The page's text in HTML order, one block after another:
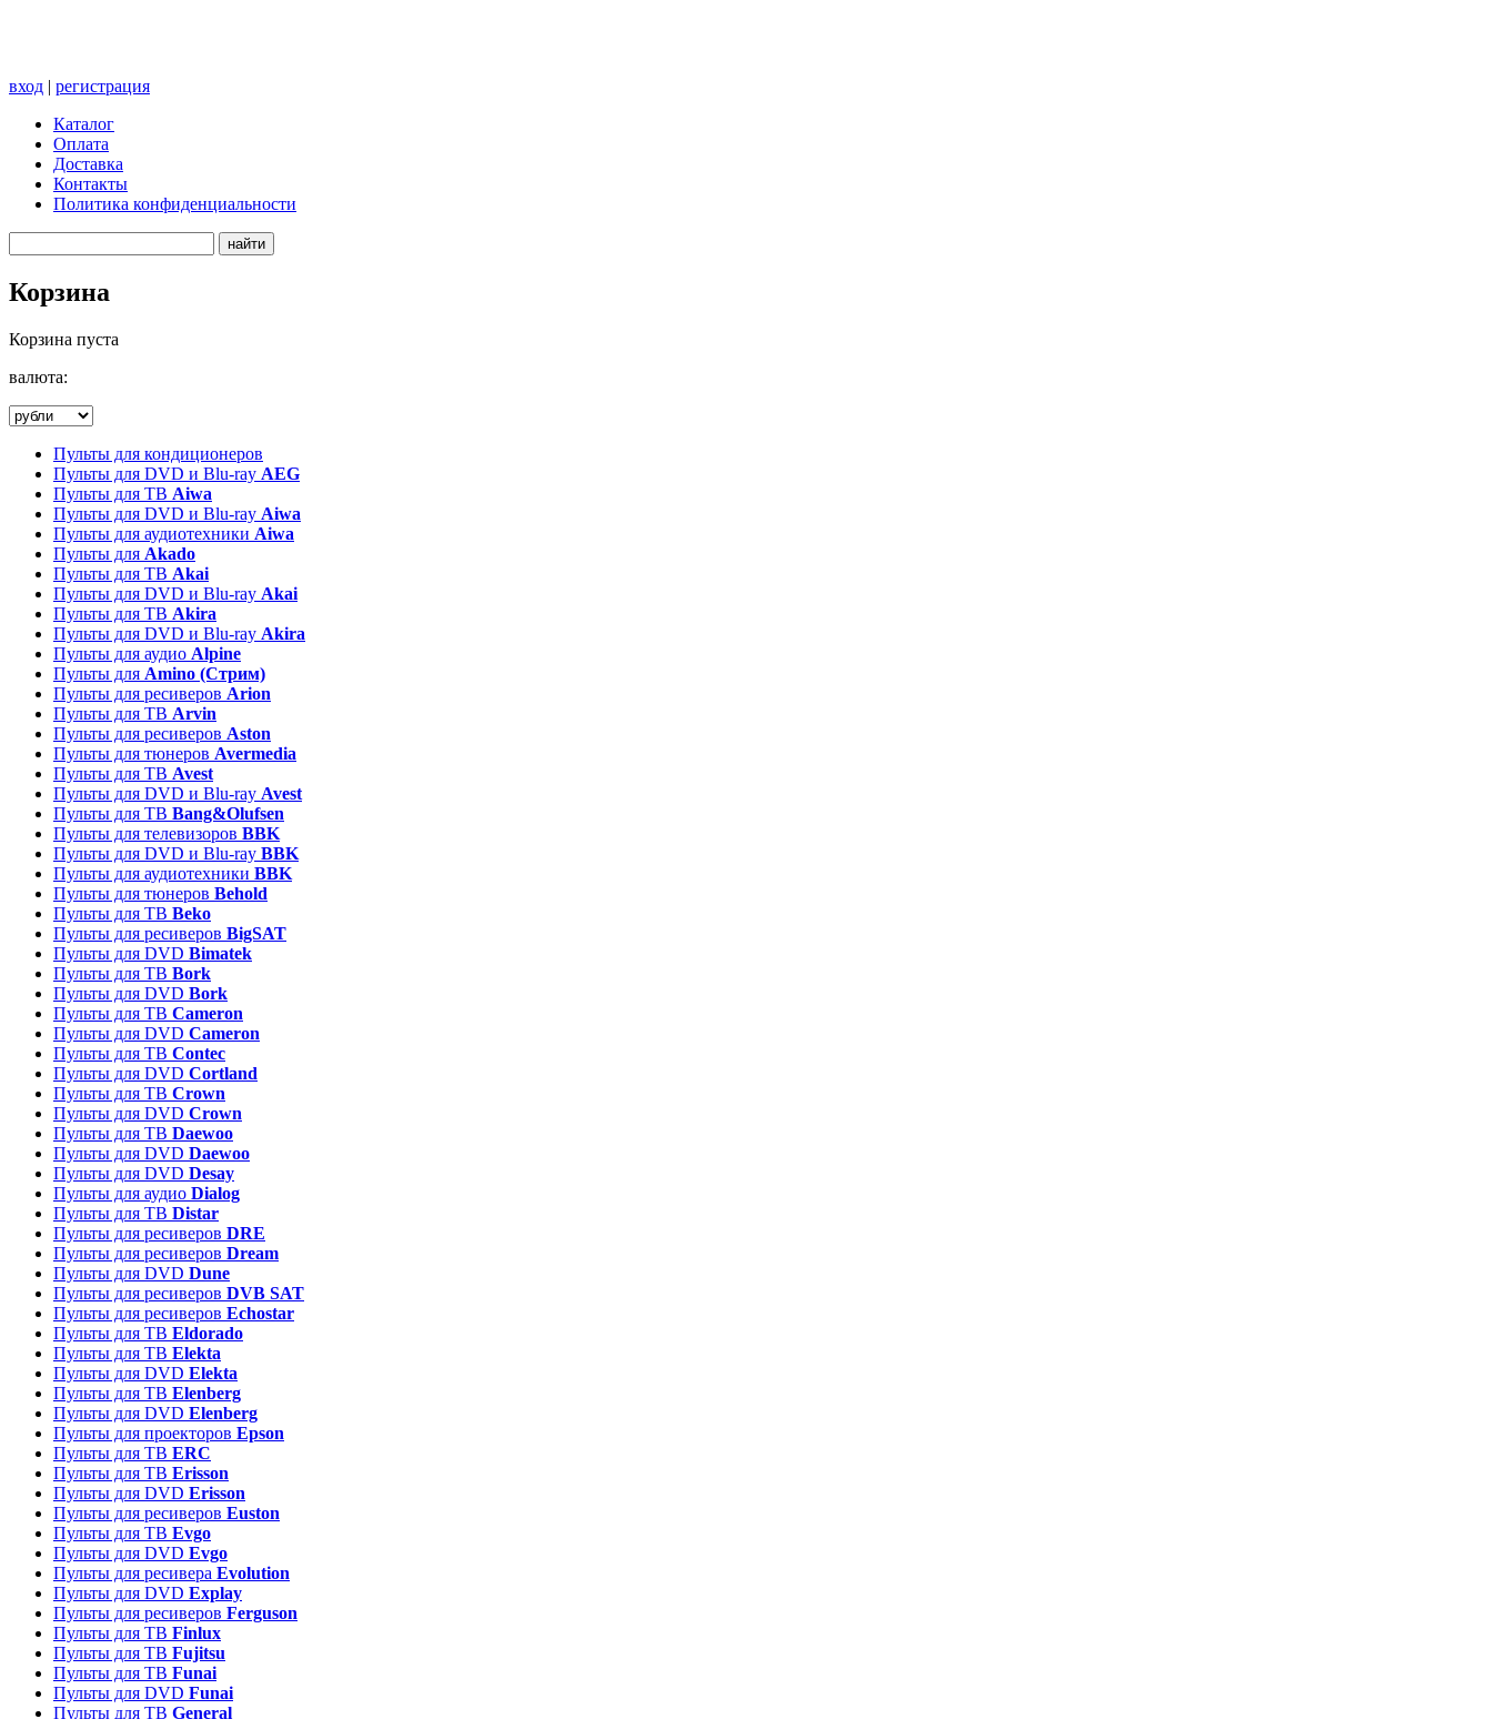
вход | регистрация
Каталог
Оплата
Доставка
Контакты
Политика конфиденциальности
Корзина
Корзина пуста
валюта:
Пульты для кондиционеров
Пульты для DVD и Blu-ray AEG
Пульты для ТВ Aiwa
Пульты для DVD и Blu-ray Aiwa
Пульты для аудиотехники Aiwa
Пульты для Akado
Пульты для ТВ Akai
Пульты для DVD и Blu-ray Akai
Пульты для ТВ Akira
Пульты для DVD и Blu-ray Akira
Пульты для аудио Alpine
Пульты для Amino (Стрим)
Пульты для ресиверов Arion
Пульты для ТВ Arvin
Пульты для ресиверов Aston
Пульты для тюнеров Avermedia
Пульты для ТВ Avest
Пульты для DVD и Blu-ray Avest
Пульты для ТВ Bang&Olufsen
Пульты для телевизоров BBK
Пульты для DVD и Blu-ray BBK
Пульты для аудиотехники BBK
Пульты для тюнеров Behold
Пульты для ТВ Beko
Пульты для ресиверов BigSAT
Пульты для DVD Bimatek
Пульты для ТВ Bork
Пульты для DVD Bork
Пульты для ТВ Cameron
Пульты для DVD Cameron
Пульты для ТВ Contec
Пульты для DVD Cortland
Пульты для ТВ Crown
Пульты для DVD Crown
Пульты для ТВ Daewoo
Пульты для DVD Daewoo
Пульты для DVD Desay
Пульты для аудио Dialog
Пульты для ТВ Distar
Пульты для ресиверов DRE
Пульты для ресиверов Dream
Пульты для DVD Dune
Пульты для ресиверов DVB SAT
Пульты для ресиверов Echostar
Пульты для ТВ Eldorado
Пульты для ТВ Elekta
Пульты для DVD Elekta
Пульты для ТВ Elenberg
Пульты для DVD Elenberg
Пульты для проекторов Epson
Пульты для ТВ ERC
Пульты для ТВ Erisson
Пульты для DVD Erisson
Пульты для ресиверов Euston
Пульты для ТВ Evgo
Пульты для DVD Evgo
Пульты для ресивера Evolution
Пульты для DVD Explay
Пульты для ресиверов Ferguson
Пульты для ТВ Finlux
Пульты для ТВ Fujitsu
Пульты для ТВ Funai
Пульты для DVD Funai
Пульты для ТВ General